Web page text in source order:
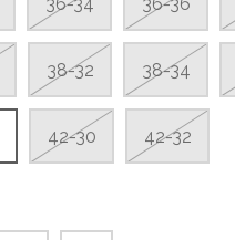
38-32 38-34
42-30 42-32